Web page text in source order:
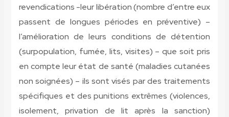
revendications -leur libération (nombre d’entre eux
passent de longues périodes en préventive) –
l’amélioration de leurs conditions de détention
(surpopulation, fumée, lits, visites) – que soit pris
en compte leur état de santé (maladies cutanées
non soignées) – ils sont visés par des traitements
spécifiques et des punitions extrêmes (violences,
isolement, privation de lit après la sanction)